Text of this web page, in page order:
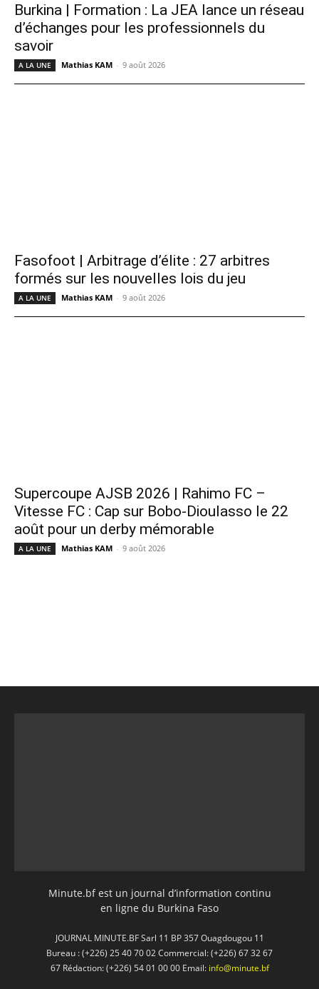
Burkina | Formation : La JEA lance un réseau
d’échanges pour les professionnels du
savoir
A LA UNE Mathias KAM - 9 août 2026
Fasofoot | Arbitrage d’élite : 27 arbitres
formés sur les nouvelles lois du jeu
A LA UNE Mathias KAM - 9 août 2026
Supercoupe AJSB 2026 | Rahimo FC –
Vitesse FC : Cap sur Bobo-Dioulasso le 22
août pour un derby mémorable
A LA UNE Mathias KAM - 9 août 2026
Minute.bf est un journal d’information continu
en ligne du Burkina Faso
JOURNAL MINUTE.BF Sarl 11 BP 357 Ouagdougou 11
Bureau : (+226) 25 40 70 02 Commercial: (+226) 67 32 67
67 Rédaction: (+226) 54 01 00 00 Email: info@minute.bf